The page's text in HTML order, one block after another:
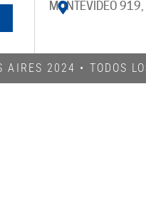
MONTEVIDEO
AIRES 2024​ • TODOS